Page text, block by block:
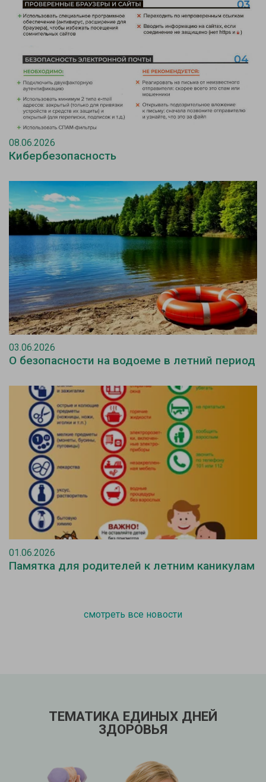
08.06.2026
Кибербезопасность
03.06.2026
О безопасности на водоеме в летний период
01.06.2026
Памятка для родителей к летним каникулам
смотреть все новости
ТЕМАТИКА ЕДИНЫХ ДНЕЙ
ЗДОРОВЬЯ